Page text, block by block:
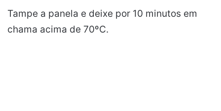
Tampe a panela e deixe por 10 minutos em
chama acima de 70ºC.